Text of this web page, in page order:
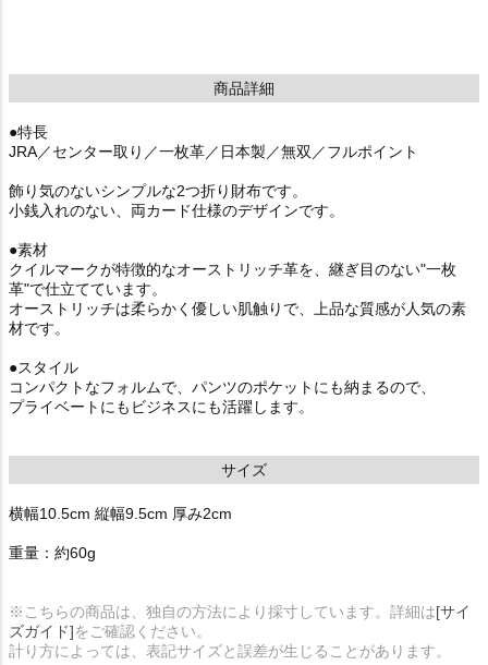
商品詳細
●特長
JRA／センター取り／一枚革／日本製／無双／フルポイント
飾り気のないシンプルな2つ折り財布です。
小銭入れのない、両カード仕様のデザインです。
●素材
クイルマークが特徴的なオーストリッチ革を、継ぎ目のない"一枚
革"で仕立てています。
オーストリッチは柔らかく優しい肌触りで、上品な質感が人気の素
材です。
●スタイル
コンパクトなフォルムで、パンツのポケットにも納まるので、
プライベートにもビジネスにも活躍します。
サイズ
横幅10.5cm 縦幅9.5cm 厚み2cm
重量：約60g
※こちらの商品は、独自の方法により採寸しています。詳細は[サイ
ズガイド]をご確認ください。
計り方によっては、表記サイズと誤差が生じることがあります。